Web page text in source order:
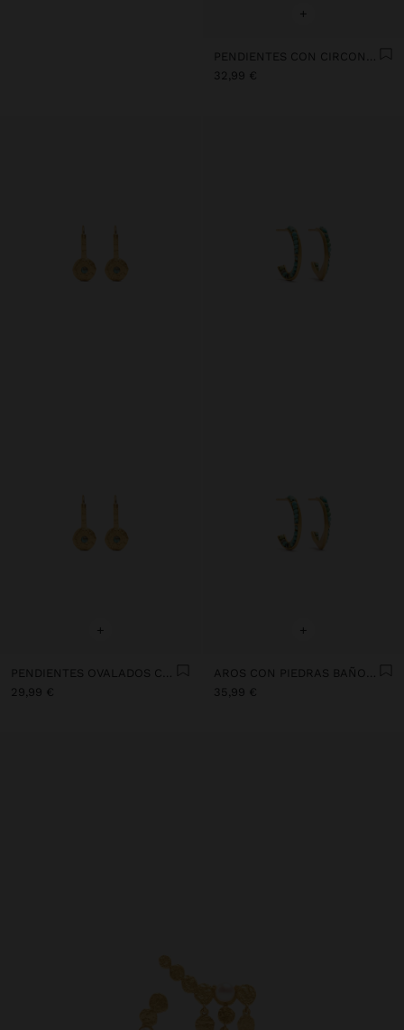
+
PENDIENTES CON CIRCONITAS BAÑO DE ORO 18K - PLATA DE LEY 925
32,99 €
+
29,99 €
+
35,99 €